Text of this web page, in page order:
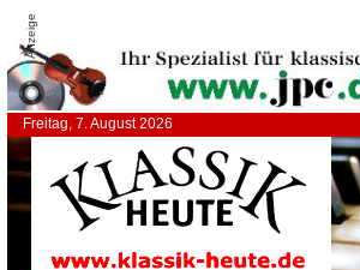
Anzeige
Freitag, 7. August 2026